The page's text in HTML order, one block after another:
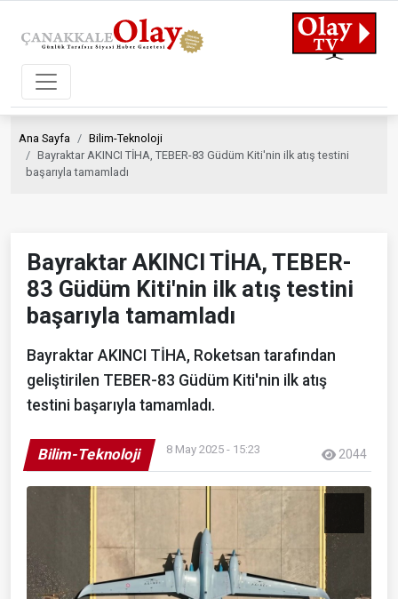
Ana Sayfa
Bilim-Teknoloji
Bayraktar AKINCI TİHA, TEBER-83 Güdüm Kiti'nin ilk atış testini
başarıyla tamamladı
Bayraktar AKINCI TİHA, TEBER-
83 Güdüm Kiti'nin ilk atış testini
başarıyla tamamladı
Bayraktar AKINCI TİHA, Roketsan tarafından
geliştirilen TEBER-83 Güdüm Kiti'nin ilk atış
testini başarıyla tamamladı.
Bilim-Teknoloji 8 May 2025 - 15:23 2044